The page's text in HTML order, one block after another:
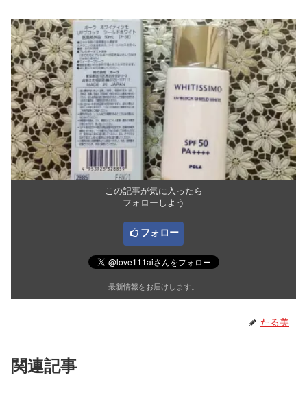
この記事が気に入ったら
フォローしよう
フォロー
最新情報をお届けします。
たる美
関連記事